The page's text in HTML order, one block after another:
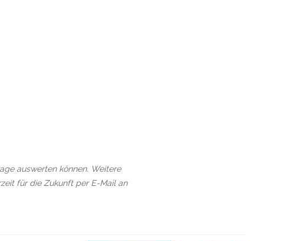
auswerten können. Weitere
für die Zukunft per E-Mail an